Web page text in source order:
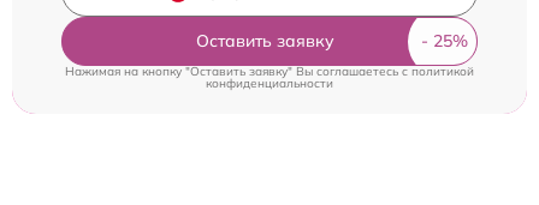
Оставить заявку
Нажимая на кнопку "Оставить заявку" Вы соглашаетесь c политикой
конфиденциальности